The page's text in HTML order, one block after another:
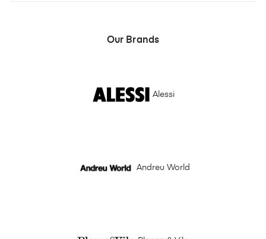
Our Brands
Alessi
Andreu World